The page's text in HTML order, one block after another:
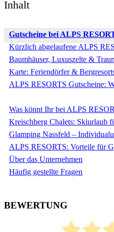
Inhalt
Gutscheine bei ALPS
Kürzlich abgelaufene ALPS
Baumhäuser, Luxuszelte &
Karte: Feriendörfer &
ALPS RESORTS Gutscheine:
Was könnt Ihr bei ALPS
Kreischberg Chalets: Skiurlaub
Glamping Nassfeld –
ALPS RESORTS: Vorteile für
Über das Unternehmen
Häufig gestellte Fragen
BEWERTUNG